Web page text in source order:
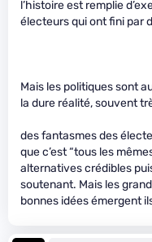
l’histoire est remplie
électeurs qui ont fini par
Mais les politiques sont
la dure réalité, souvent
des fantasmes des
que c’est “tous les
alternatives crédibles
soutenant. Mais les
bonnes idées émergent